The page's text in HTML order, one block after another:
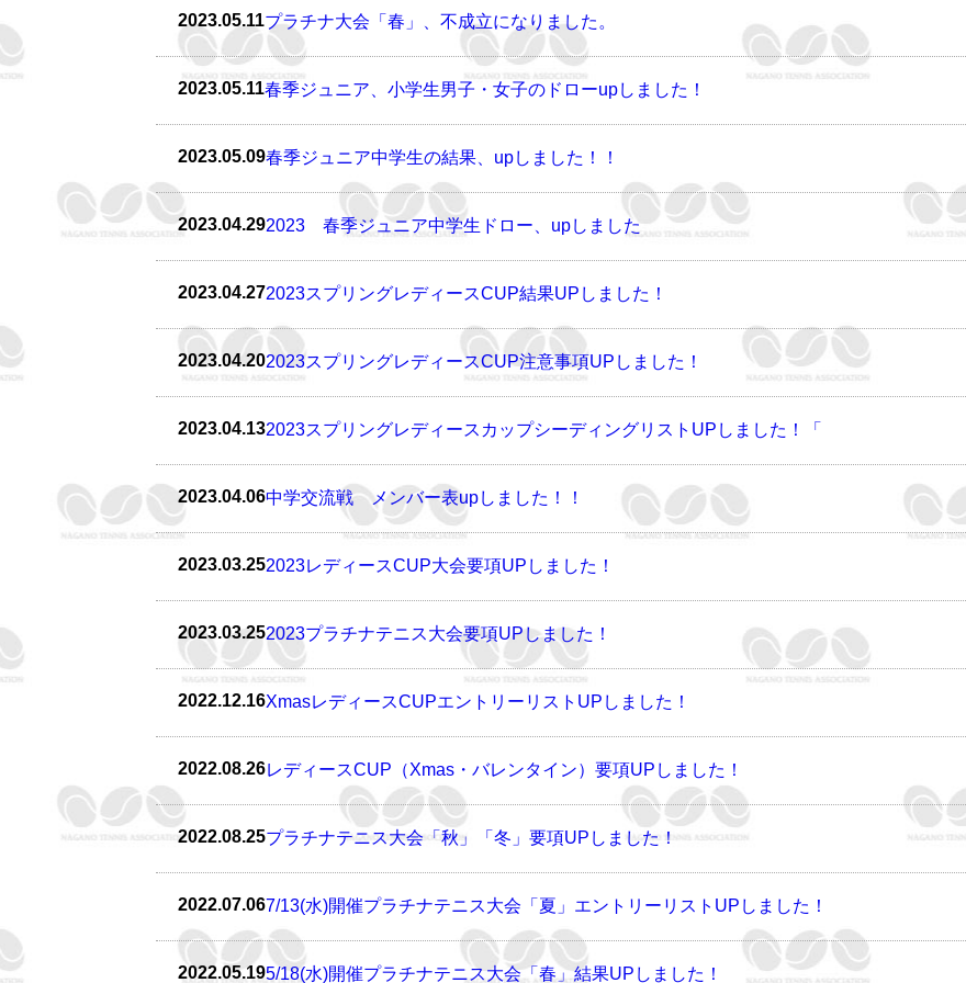
2023.05.11プラチナ大会「春」、不成立になりました。
2023.05.11春季ジュニア、小学生男子・女子のドローupしました！
2023.05.09春季ジュニア中学生の結果、upしました！！
2023.04.292023 春季ジュニア中学生ドロー、upしました
2023.04.272023スプリングレディースCUP結果UPしました！
2023.04.202023スプリングレディースCUP注意事項UPしました！
2023.04.132023スプリングレディースカップシーディングリストUPしました！「
2023.04.06中学交流戦 メンバー表upしました！！
2023.03.252023レディースCUP大会要項UPしました！
2023.03.252023プラチナテニス大会要項UPしました！
2022.12.16XmasレディースCUPエントリーリストUPしました！
2022.08.26レディースCUP（Xmas・バレンタイン）要項UPしました！
2022.08.25プラチナテニス大会「秋」「冬」要項UPしました！
2022.07.067/13(水)開催プラチナテニス大会「夏」エントリーリストUPしました！
2022.05.195/18(水)開催プラチナテニス大会「春」結果UPしました！